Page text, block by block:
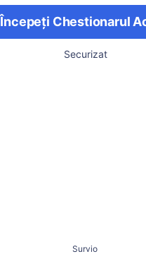
Începeți Chestionarul
Securizat
Survio